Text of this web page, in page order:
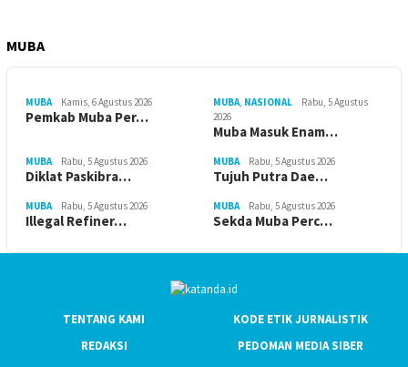
MUBA
MUBA Kamis, 6 Agustus 2026
Pemkab Muba Per…
MUBA, NASIONAL
Rabu, 5 Agustus
2026
Muba Masuk Enam…
MUBA Rabu, 5 Agustus 2026
Diklat Paskibra…
MUBA Rabu, 5 Agustus 2026
Tujuh Putra Dae…
MUBA Rabu, 5 Agustus 2026
Illegal Refiner…
MUBA Rabu, 5 Agustus 2026
Sekda Muba Perc…
TENTANG KAMI
KODE ETIK JURNALISTIK
REDAKSI
PEDOMAN MEDIA SIBER